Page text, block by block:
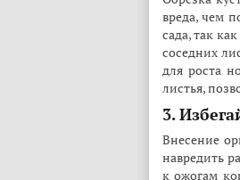
вреда, чем
сада, так
соседних
для роста
листья,
3.
Внесение
навредить
к ожогам